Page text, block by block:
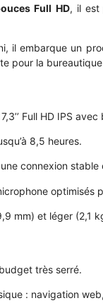
Full HD, il est
il embarque un
pour la
Full HD IPS
8,5 heures.
connexion stable
optimisés
mm) et léger (2,1
très serré.
: navigation